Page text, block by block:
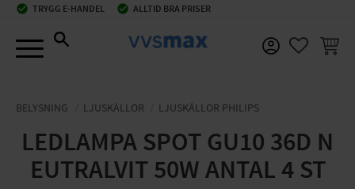
check_circle TRYGG E-HANDEL check_circle ALLTID BRA PRISER
BELYSNING LJUSKÄLLOR LJUSKÄLLOR PHILIPS
LEDLAMPA SPOT GU10 36D N
EUTRALVIT 50W ANTAL 4 ST